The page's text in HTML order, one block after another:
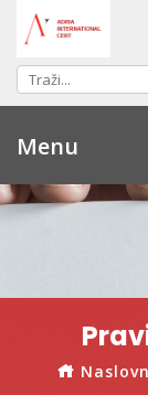
Menu